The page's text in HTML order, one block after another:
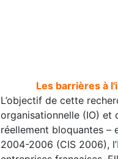
Les barrières à
L’objectif de cette
organisationnelle (IO) et
réellement bloquantes –
2004-2006 (CIS 2006),